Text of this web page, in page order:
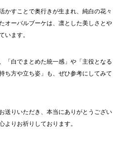
かすことで奥行きが生まれ、純白の花々
オーバルブーケは、凛とした美しさとや
います。
「白でまとめた統一感」や「主役となる
ち方や立ち姿」も、ぜひ参考にしてみて
送りいただき、本当にありがとうござい
よりお祈りしております。